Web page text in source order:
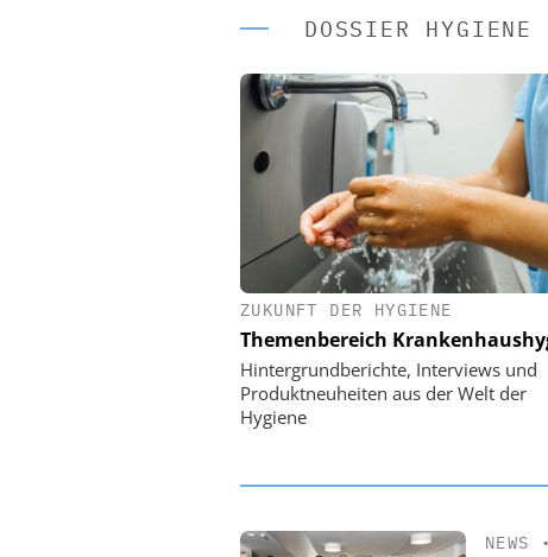
DOSSIER HYGIENE
ZUKUNFT DER HYGIENE
Themenbereich
Hintergrundberichte, Interviews und
Produktneuheiten aus der Welt der
Hygiene
EASY SOFTWARE AG
Digitalisierung
Personalmanagement:
Ordnung zur KI-fähigen
NEWS